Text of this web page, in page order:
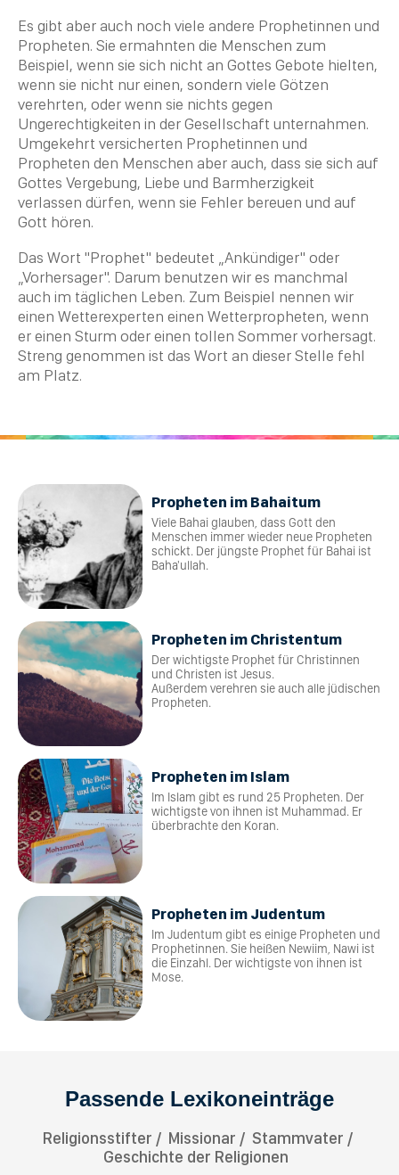
Es gibt aber auch noch viele andere Prophetinnen und
Propheten. Sie ermahnten die Menschen zum
Beispiel, wenn sie sich nicht an Gottes Gebote hielten,
wenn sie nicht nur einen, sondern viele Götzen
verehrten, oder wenn sie nichts gegen
Ungerechtigkeiten in der Gesellschaft unternahmen.
Umgekehrt versicherten Prophetinnen und
Propheten den Menschen aber auch, dass sie sich auf
Gottes Vergebung, Liebe und Barmherzigkeit
verlassen dürfen, wenn sie Fehler bereuen und auf
Gott hören.
Das Wort "Prophet" bedeutet
Ankündiger" oder
Vorhersager". Darum benutzen wir es manchmal
auch im täglichen Leben. Zum Beispiel nennen wir
einen Wetterexperten einen Wetterpropheten, wenn
er einen Sturm oder einen tollen Sommer vorhersagt.
Streng genommen ist das Wort an dieser Stelle fehl
am Platz.
Propheten im Bahaitum
Viele Bahai glauben, dass Gott den
Menschen immer wieder neue Propheten
schickt. Der jüngste Prophet für Bahai ist
Baha'ullah.
Propheten im Christentum
Der wichtigste Prophet für Christinnen
und Christen ist Jesus.
Außerdem verehren sie auch alle jüdischen
Propheten.
Propheten im Islam
Im Islam gibt es rund 25 Propheten. Der
wichtigste von ihnen ist Muhammad. Er
überbrachte den Koran.
Propheten im Judentum
Im Judentum gibt es einige Propheten und
Prophetinnen. Sie heißen Newiim, Nawi ist
die Einzahl. Der wichtigste von ihnen ist
Mose.
Passende Lexikoneinträge
Religionsstifter Missionar
Stammvater
Geschichte der Religionen